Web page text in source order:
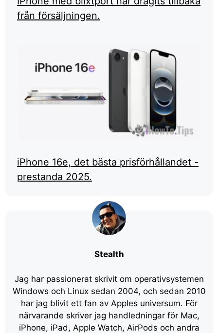
från försäljningen.
iPhone 16e, det bästa prisförhållandet -
prestanda 2025.
Stealth
Jag har passionerat skrivit om operativsystemen
Windows och Linux sedan 2004, och sedan 2010
har jag blivit ett fan av Apples universum. För
närvarande skriver jag handledningar för Mac,
iPhone, iPad, Apple Watch, AirPods och andra